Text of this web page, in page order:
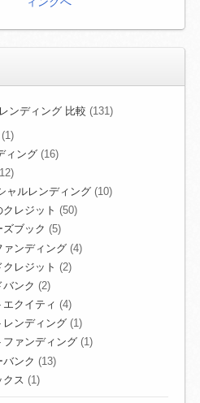
ンディング 比較 (131)
(1)
ィング (16)
ャルレンディング (10)
レジット (50)
ズブック (5)
ァンディング (4)
レジット (2)
バンク (2)
エクイティ (4)
レンディング (1)
ファンディング (1)
バンク (13)
クス (1)